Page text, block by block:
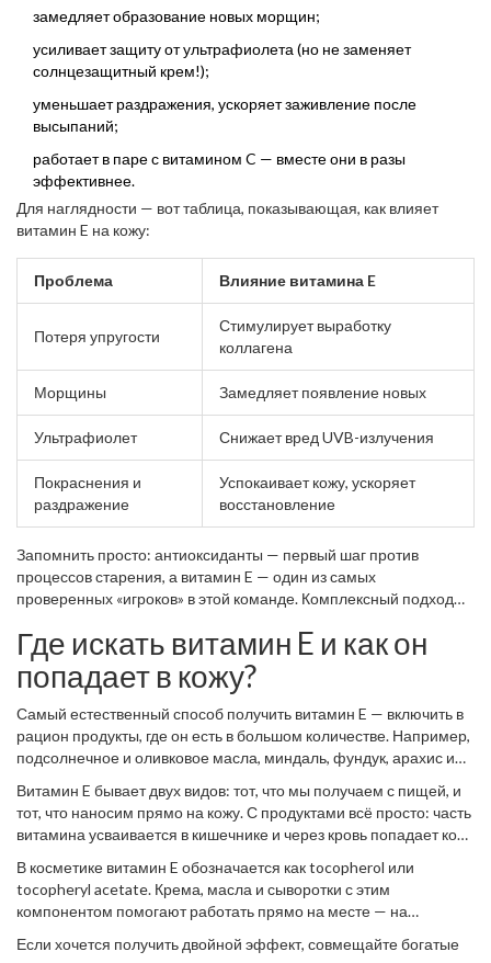
молодость и лучше справляется с последствиями солнечных
замедляет образование новых морщин;
усиливает защиту от ультрафиолета (но не заменяет
солнцезащитный крем!);
уменьшает раздражения, ускоряет заживление после
высыпаний;
работает в паре с витамином C — вместе они в разы
эффективнее.
Для наглядности — вот таблица, показывающая, как влияет
витамин E на кожу:
Проблема Влияние витамина E
Потеря упругости
Стимулирует выработку
коллагена
Морщины Замедляет появление новых
Ультрафиолет Снижает вред UVB-излучения
Покраснения и
раздражение
Успокаивает кожу, ускоряет
восстановление
Запомнить просто: антиоксиданты — первый шаг против
процессов старения, а витамин E — один из самых
проверенных «игроков» в этой команде. Комплексный подход
Где искать витамин E и как он
попадает в кожу?
Самый естественный способ получить витамин E — включить в
рацион продукты, где он есть в большом количестве. Например,
подсолнечное и оливковое масла, миндаль, фундук, арахис и
Достаточно добавить горсть орехов или немного масла в салат,
чтобы покрыть суточную потребность.
Витамин E бывает двух видов: тот, что мы получаем с пищей, и
тот, что наносим прямо на кожу. С продуктами всё просто: часть
витамина усваивается в кишечнике и через кровь попадает ко
— лишний витамин E организм не запасает про запас, поэтому
важно получать его регулярно, а не пить горстями БАДов.
В косметике витамин E обозначается как tocopherol или
tocopheryl acetate. Крема, масла и сыворотки с этим
компонентом помогают работать прямо на месте — на
удерживают влагу. Но глубже базального слоя витамин E
Если хочется получить двойной эффект, совмещайте богатые